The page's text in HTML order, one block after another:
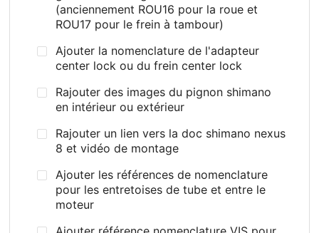
(anciennement ROU16 pour la roue et
ROU17 pour le frein à tambour)
Ajouter la nomenclature de l'adapteur
center lock ou du frein center lock
Rajouter des images du pignon shimano
en intérieur ou extérieur
Rajouter un lien vers la doc shimano nexus
8 et vidéo de montage
Ajouter les références de nomenclature
pour les entretoises de tube et entre le
moteur